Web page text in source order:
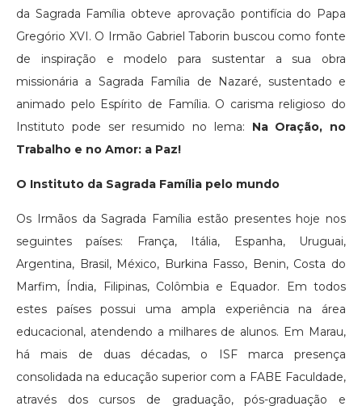
da Sagrada Família obteve aprovação pontifícia do Papa
Gregório XVI. O Irmão Gabriel Taborin buscou como fonte
de inspiração e modelo para sustentar a sua obra
missionária a Sagrada Família de Nazaré, sustentado e
animado pelo Espírito de Família. O carisma religioso do
Instituto pode ser resumido no lema: Na Oração, no
Trabalho e no Amor: a Paz!
O Instituto da Sagrada Família pelo mundo
Os Irmãos da Sagrada Família estão presentes hoje nos
seguintes países: França, Itália, Espanha, Uruguai,
Argentina, Brasil, México, Burkina Fasso, Benin, Costa do
Marfim, Índia, Filipinas, Colômbia e Equador. Em todos
estes países possui uma ampla experiência na área
educacional, atendendo a milhares de alunos. Em Marau,
há mais de duas décadas, o ISF marca presença
consolidada na educação superior com a FABE Faculdade,
através dos cursos de graduação, pós-graduação e